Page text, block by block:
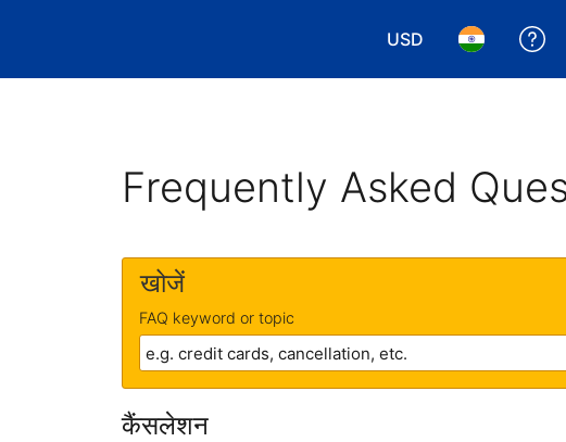
USD
अपनी करेंसी चुनें. आपने
अपनी भाषा
Frequently Asked
खोजें
FAQ keyword or topic
कैंसलेशन